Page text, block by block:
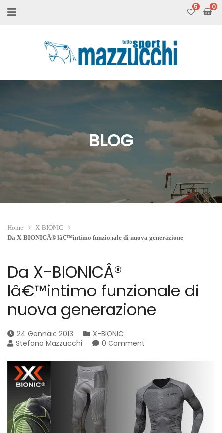
5
BLOG
Home
X-BIONIC
Da X-BIONICÂ® lâ€™intimo funzionale di nuova generazione
Da X-BIONICÂ®
lâ€™intimo funzionale di
nuova generazione
24 Gennaio 2013
X-BIONIC
Stefano Mazzucchi
0 Comment